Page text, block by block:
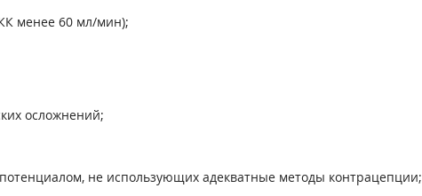
менее 60 мл/мин);
осложнений;
не использующих адекватные методы контрацепции;